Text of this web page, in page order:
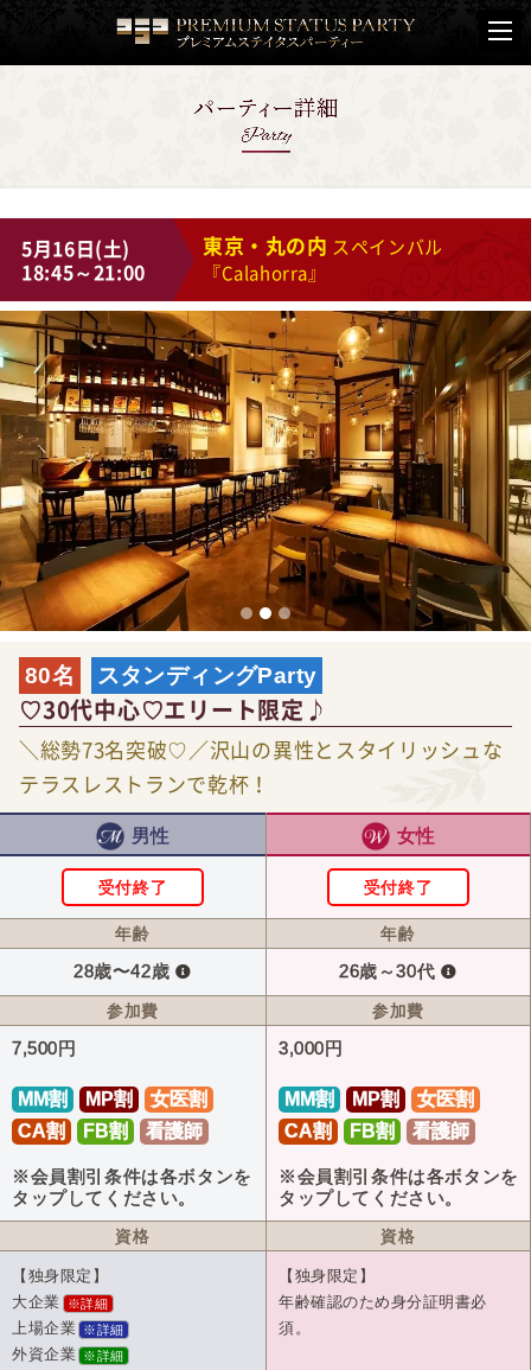
5月16日(土)
18:45～21:00
東京・丸の内 スペインバル
『Calahorra』
80名 スタンディングParty
♡30代中心♡エリート限定♪
＼総勢73名突破♡／沢山の異性とスタイリッシュな
テラスレストランで乾杯！
男性
受付終了
年齢
28歳〜42歳
参加費
7,500円
MM割 MP割
女医割
CA割
FB割 看護師
※会員割引条件は各ボタンを
タップしてください。
資格
【独身限定】
大企業
※詳細
上場企業 ※詳細
外資企業 ※詳細
女性
受付終了
年齢
26歳～30代
参加費
3,000円
MM割 MP割
女医割
CA割
FB割 看護師
※会員割引条件は各ボタンを
タップしてください。
資格
【独身限定】
年齢確認のため身分証明書必
須。